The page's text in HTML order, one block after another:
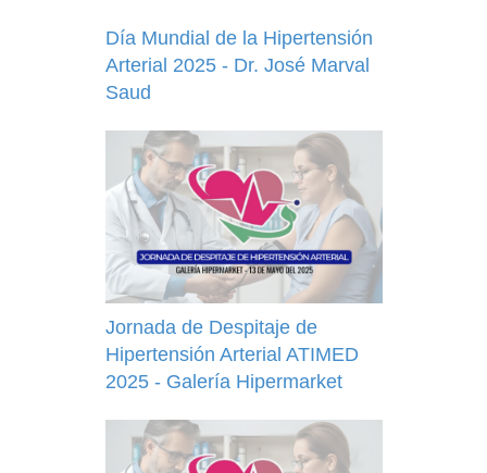
Día Mundial de la Hipertensión
Arterial 2025 - Dr. José Marval
Saud
Jornada de Despitaje de
Hipertensión Arterial ATIMED
2025 - Galería Hipermarket